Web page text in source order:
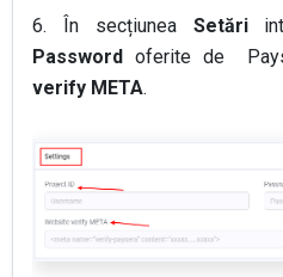
6. În secțiunea Setări
Password oferite de
verify META.